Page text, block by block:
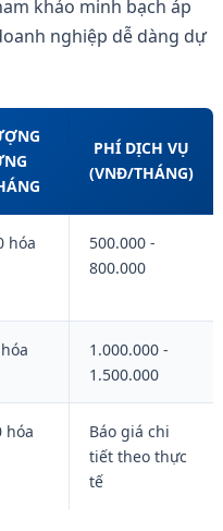
khảo minh bạch áp
nghiệp dễ dàng dự
PHÍ DỊCH VỤ
(VNĐ/THÁNG)
hóa
500.000 -
800.000
1.000.000 -
1.500.000
hóa
Báo giá chi
tiết theo thực
tế